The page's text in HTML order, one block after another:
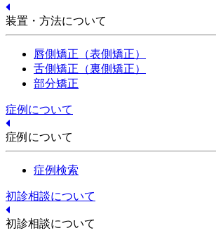
装置・方法について
唇側矯正（表側矯正）
舌側矯正（裏側矯正）
部分矯正
症例について
症例について
症例検索
初診相談について
初診相談について